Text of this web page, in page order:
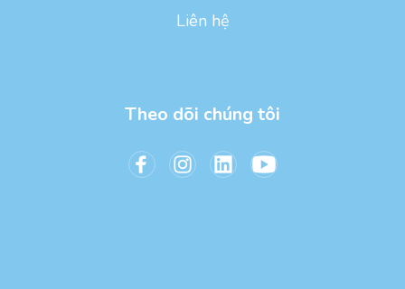
Liên hệ
Theo dõi chúng tôi